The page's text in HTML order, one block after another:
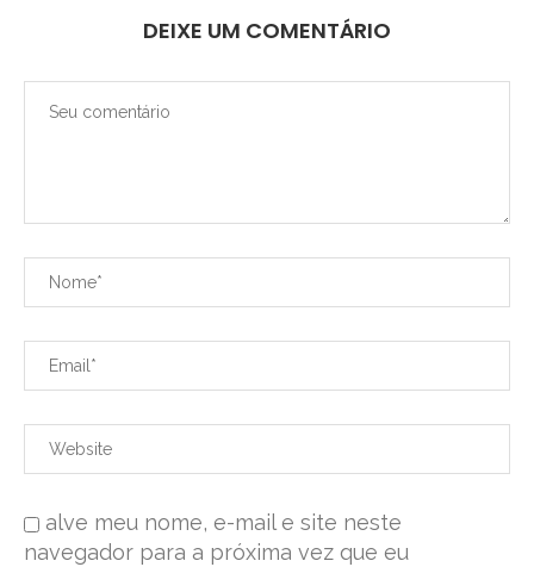
DEIXE UM COMENTÁRIO
alve meu nome, e-mail e site neste
navegador para a próxima vez que eu